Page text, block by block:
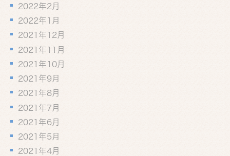
2022年2月
2022年1月
2021年12月
2021年11月
2021年10月
2021年9月
2021年8月
2021年7月
2021年6月
2021年5月
2021年4月